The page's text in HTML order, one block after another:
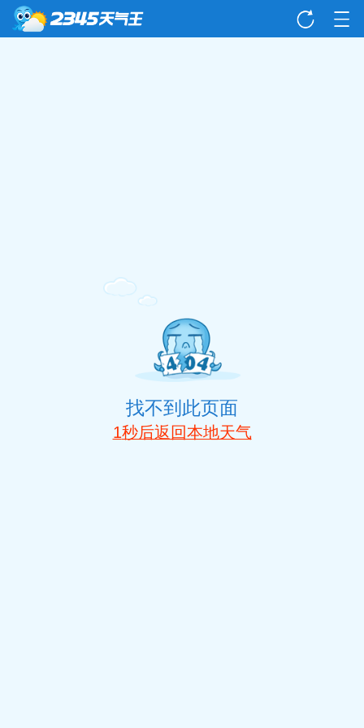
找不到此页面
1秒后返回本地天气